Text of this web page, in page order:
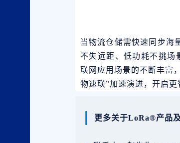
当物流仓储需快速同步
不失远距、低功耗不挑场
联网应用场景的不断丰富
物速联”加速演进，开启更
更多关于LoRa®产品